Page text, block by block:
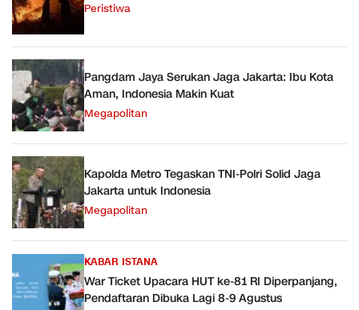
Peristiwa
Pangdam Jaya Serukan Jaga Jakarta: Ibu Kota
Aman, Indonesia Makin Kuat
Megapolitan
Kapolda Metro Tegaskan TNI-Polri Solid Jaga
Jakarta untuk Indonesia
Megapolitan
KABAR ISTANA
War Ticket Upacara HUT ke-81 RI Diperpanjang,
Pendaftaran Dibuka Lagi 8-9 Agustus